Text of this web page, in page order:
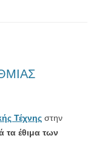
Τέχνης στην
τα έθιμα των